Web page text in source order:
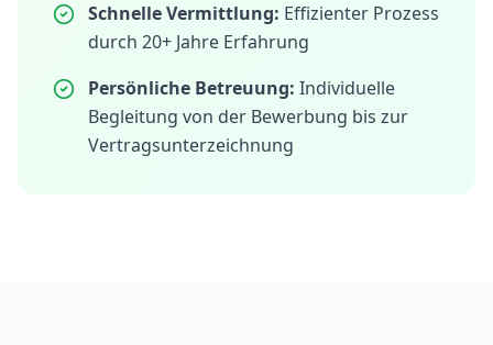
Schnelle Vermittlung: Effizienter Prozess
durch 20+ Jahre Erfahrung
Persönliche Betreuung: Individuelle
Begleitung von der Bewerbung bis zur
Vertragsunterzeichnung